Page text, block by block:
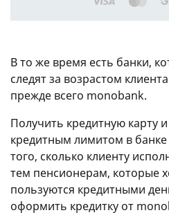
В то же время есть банки,
следят за возрастом
прежде всего monobank.
Получить кредитную карту
кредитным лимитом в
того, сколько клиенту
тем пенсионерам, которые
пользуются кредитными
оформить кредитку от